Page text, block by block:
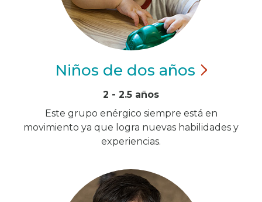
Niños de dos años
2 - 2.5 años
Este grupo enérgico siempre está en
movimiento ya que logra nuevas habilidades y
experiencias.